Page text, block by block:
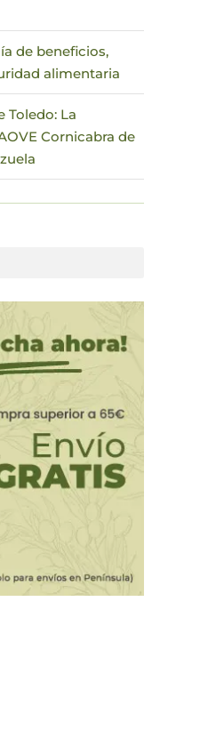
de beneficios,
alimentaria
Toledo: La
Cornicabra de